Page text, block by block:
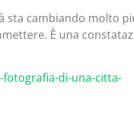
sta cambiando molto
È una
di-una-citta-